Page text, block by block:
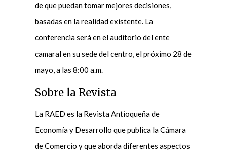
de que puedan tomar mejores decisiones,
basadas en la realidad existente. La
conferencia será en el auditorio del ente
camaral en su sede del centro, el próximo 28 de
mayo, a las 8:00 a.m.
Sobre la Revista
La RAED es la Revista Antioqueña de
Economía y Desarrollo que publica la Cámara
de Comercio y que aborda diferentes aspectos